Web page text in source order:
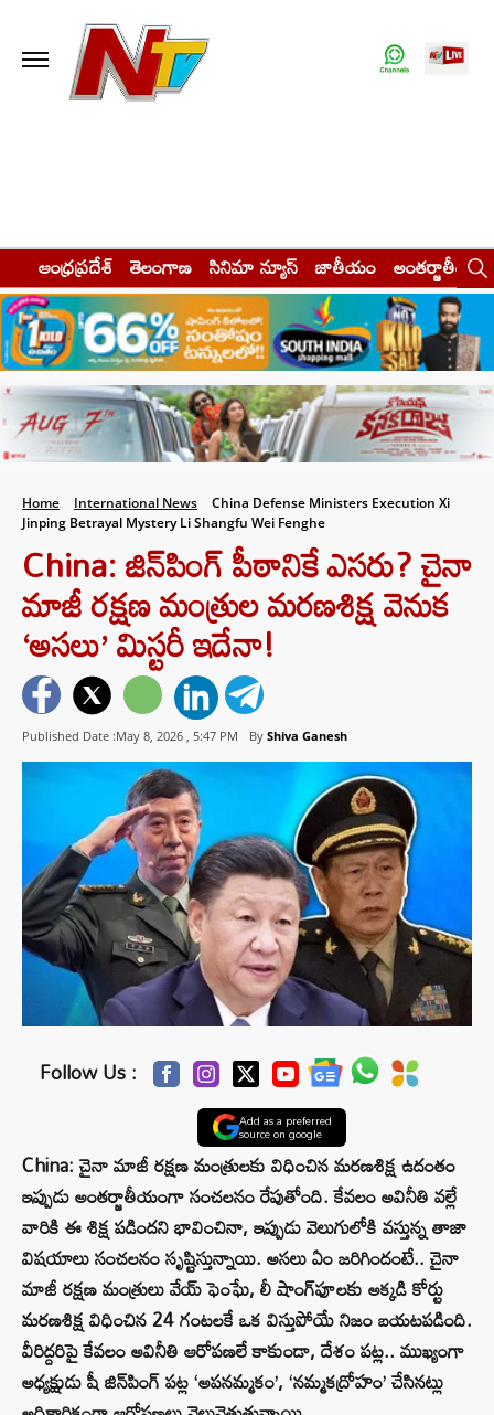
ఆంధ్రప్రదేశ్ తెలంగాణ సినిమా న్యూస్ జాతీయం అంతర్జాతీయం
Home International News
China Defense Ministers Execution Xi
Jinping Betrayal Mystery Li Shangfu Wei Fenghe
China: జిన్‌పింగ్ పీఠానికే ఎసరు? చైనా
మాజీ రక్షణ మంత్రుల మరణశిక్ష వెనుక
‘అసలు’ మిస్టరీ ఇదేనా!
Published Date :May 8, 2026 , 5:47 PM By Shiva Ganesh
Follow Us :
Add as a preferred
source on google
China: చైనా మాజీ రక్షణ మంత్రులకు విధించిన మరణశిక్ష ఉదంతం
ఇప్పుడు అంతర్జాతీయంగా సంచలనం రేపుతోంది. కేవలం అవినీతి వల్లే
వారికి ఈ శిక్ష పడిందని భావించినా, ఇప్పుడు వెలుగులోకి వస్తున్న తాజా
విషయాలు సంచలనం సృష్టిస్తున్నాయి. అసలు ఏం జరిగిందంటే.. చైనా
మాజీ రక్షణ మంత్రులు వేయ్ ఫెంఘే, లీ షాంగ్‌ఫూలకు అక్కడి కోర్టు
మరణశిక్ష విధించిన 24 గంటలకే ఒక విస్తుపోయే నిజం బయటపడింది.
వీరిద్దరిపై కేవలం అవినీతి ఆరోపణలే కాకుండా, దేశం పట్ల.. ముఖ్యంగా
అధ్యక్షుడు షీ జిన్‌పింగ్ పట్ల ‘అపనమ్మకం’, ‘నమ్మకద్రోహం’ చేసినట్లు